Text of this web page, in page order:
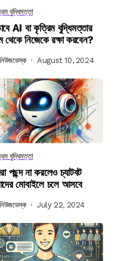
বুদ্ধিমত্তা
AI বা কৃত্রিম বুদ্ধিমত্তার
থেকে নিজেকে রক্ষা করবেন?
নিউজডেস্ক August 10, 2024
বুদ্ধিমত্তা
পছন্দ না করলেও চ্যাটবট
মোবাইলে চলে আসবে
নিউজডেস্ক July 22, 2024